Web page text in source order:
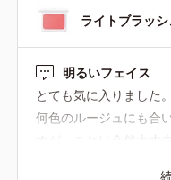
ライトブラッ
明るいフェイス
とても気に入りました
何色のルージュにも合
すが、これは全然大丈夫